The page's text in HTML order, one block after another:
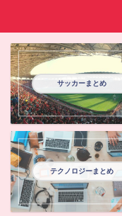
サッカーまとめ
テクノロジーまとめ